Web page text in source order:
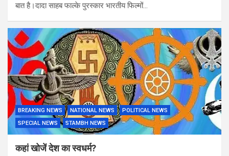
बात है।दादा साहब फाल्के पुरस्कार भारतीय फिल्मों…
BREAKING NEWS NATIONAL NEWS
POLITICAL NEWS
SPECIAL NEWS
STAMBH NEWS
कहां खोजें देश का स्वधर्म?